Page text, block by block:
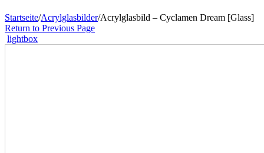
Startseite/Acrylglasbilder/Acrylglasbild – Cyclamen Dream [Glass]
Return to Previous Page
lightbox